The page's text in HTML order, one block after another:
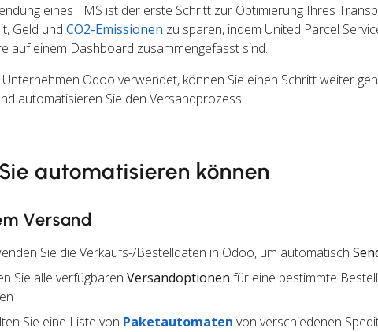
eines TMS ist der erste Schritt zur Optimierung Ihres
Geld und CO2-Emissionen zu sparen, indem United Parcel
auf einem Dashboard zusammengefasst sind.
Odoo verwendet, können Sie einen Schritt weiter
automatisieren Sie den Versandprozess.
automatisieren können
Versand
Sie die Verkaufs-/Bestelldaten in Odoo, um automatisch
Sie alle verfügbaren Versandoptionen für eine bestimmte
Sie eine Liste von Paketautomaten von verschiedenen